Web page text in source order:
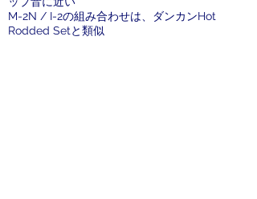
M-2N / I-2の組み合わせは、ダンカンHot
Rodded Setと類似